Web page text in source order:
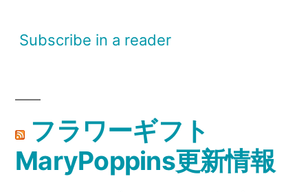
Subscribe in a reader
フラワーギフト
MaryPoppins更新情報